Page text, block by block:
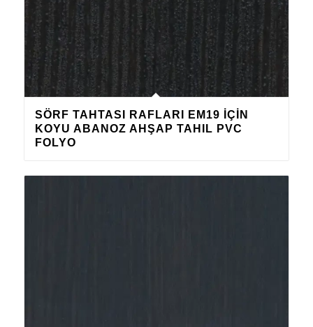
SÖRF TAHTASI RAFLARI EM19 IÇIN
KOYU ABANOZ AHŞAP TAHIL PVC
FOLYO